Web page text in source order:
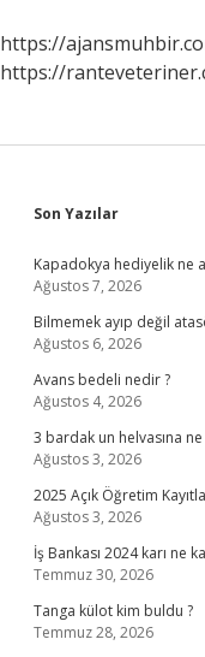
https://
https://
Sidebar
Son Yazılar
Kapadokya hediyelik ne
Ağustos 7, 2026
Bilmemek ayıp değil
Ağustos 6, 2026
Avans bedeli nedir ?
Ağustos 4, 2026
3 bardak un helvasına
Ağustos 3, 2026
2025 Açık Öğretim
Ağustos 3, 2026
İş Bankası 2024 karı ne
Temmuz 30, 2026
Tanga külot kim buldu ?
Temmuz 28, 2026